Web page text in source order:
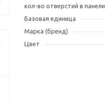
кол-во отверстий в панели
Базовая единица
Марка (бренд)
Цвет